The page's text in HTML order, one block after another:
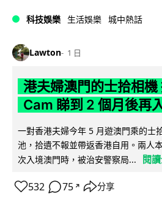
科技娛樂 生活娛樂 城中熱話
Lawton 1 日
港夫婦澳門的士拾相
Cam 睇到 2 個月後再
一對香港夫婦今年 5 月遊澳門乘的士
池，拾遺不報並帶返香港自用。兩人
次入境澳門時，被治安警察局...
閱
532 75 ↗ 分享